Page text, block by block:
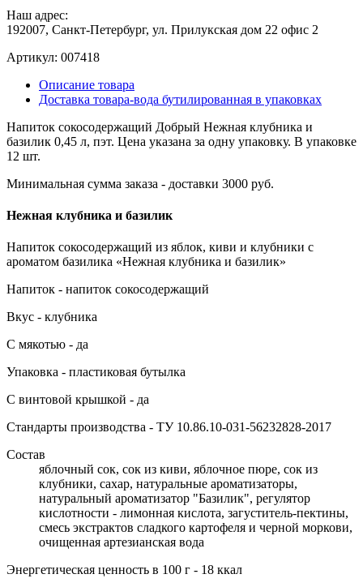
Наш адрес:
192007, Санкт-Петербург, ул. Прилукская дом 22 офис 2
Артикул: 007418
Описание товара
Доставка товара-вода бутилированная в упаковках
Напиток сокосодержащий Добрый Нежная клубника и
базилик 0,45 л, пэт. Цена указана за одну упаковку. В упаковке
12 шт.
Минимальная сумма заказа - доставки 3000 руб.
Нежная клубника и базилик
Напиток сокосодержащий из яблок, киви и клубники с
ароматом базилика «Нежная клубника и базилик»
Напиток - напиток сокосодержащий
Вкус - клубника
С мякотью - да
Упаковка - пластиковая бутылка
С винтовой крышкой - да
Стандарты производства - ТУ 10.86.10-031-56232828-2017
Состав
яблочный сок, сок из киви, яблочное пюре, сок из
клубники, сахар, натуральные ароматизаторы,
натуральный ароматизатор "Базилик", регулятор
кислотности - лимонная кислота, загуститель-пектины,
смесь экстрактов сладкого картофеля и черной моркови,
очищенная артезианская вода
Энергетическая ценность в 100 г - 18 ккал